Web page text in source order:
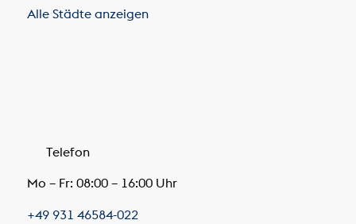
Alle Städte anzeigen
Telefon
Mo – Fr: 08:00 – 16:00 Uhr
+49 931 46584-022